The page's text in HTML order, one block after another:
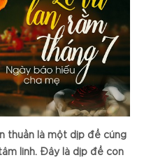
thuần là một dịp để cúng
linh. Đây là dịp để con